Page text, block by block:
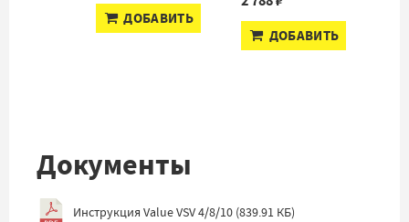
ДОБАВИТЬ
ДОБАВИТЬ
Документы
Инструкция Value VSV 4/8/10 (839.91 КБ)